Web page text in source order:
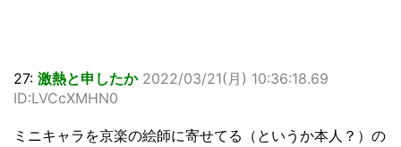
27: 激熱と申したか 2022/03/21(月) 10:36:18.69
ID:LVCcXMHN0
ミニキャラを京楽の絵師に寄せてる（というか本人？）の